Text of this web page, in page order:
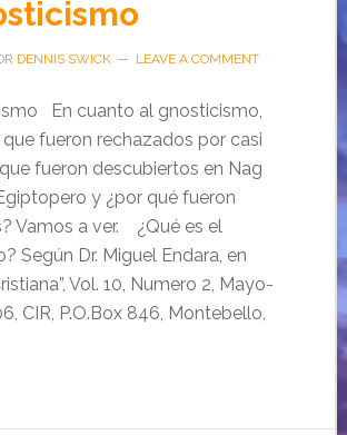
DENNIS SWICK LEAVE A COMMENT
En cuanto al gnosticismo,
fueron rechazados por casi
fueron descubiertos en Nag
y ¿por qué fueron
Vamos a ver. ¿Qué es el
Según Dr. Miguel Endara, en
Vol. 10, Numero 2, Mayo-
CIR, P.O.Box 846, Montebello,